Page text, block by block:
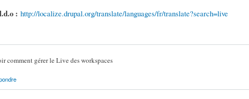
: http://localize.drupal.org/translate/languages/fr/translate?search=live
comment gérer le Live des workspaces